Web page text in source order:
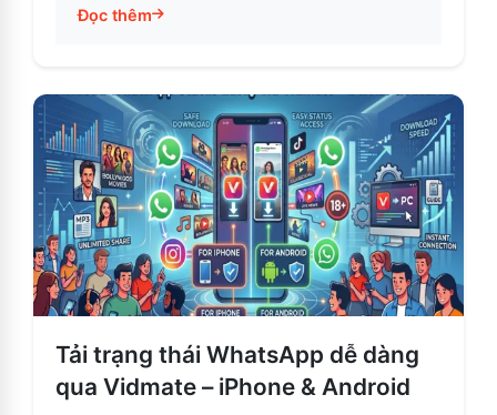
Đọc thêm
about VidMate cho Windows: Tải xuống và xem
Tải trạng thái WhatsApp dễ dàng
qua Vidmate – iPhone & Android